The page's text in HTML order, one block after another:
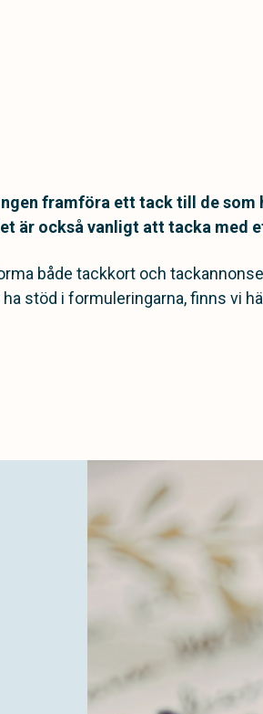
framföra ett tack till de som
är också vanligt att tacka med
både tackkort och
stöd i formuleringarna, finns vi